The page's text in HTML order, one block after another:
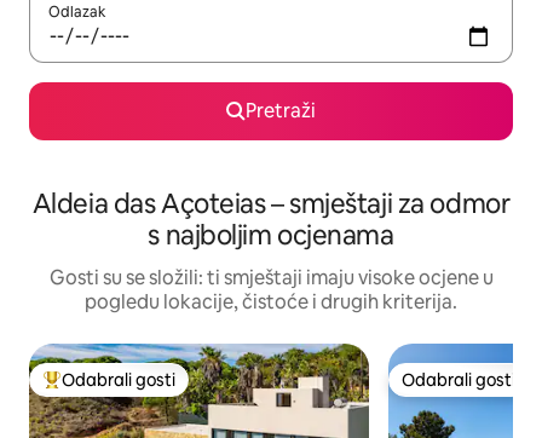
Odlazak
Pretraži
Aldeia das Açoteias – smještaji za odmor
s najboljim ocjenama
Gosti su se složili: ti smještaji imaju visoke ocjene u
pogledu lokacije, čistoće i drugih kriterija.
Među najviše rangiranima s oznakom „Odabrali gosti”
Odabrali gosti Odabrali gosti
Odabrali gosti